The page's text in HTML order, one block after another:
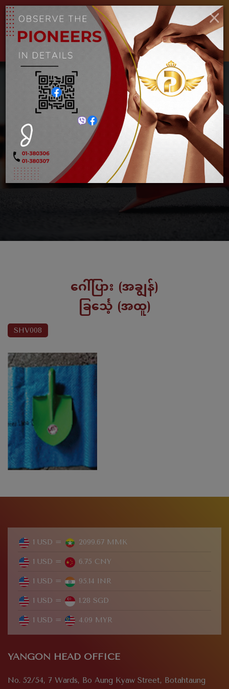
MYANMAR
Toggle
ဂေါ်ပြား (အချွန်) ခြင်္သေ့ (အထူ)
Home ဂေါ်ပြား (အချွန်) ခြင်္သေ့ (အထူ)
ဂေါ်ပြား (အချွန်)
ခြင်္သေ့ (အထူ)
SHV008
1 USD = 2099.67 MMK
1 USD = 6.75 CNY
1 USD = 95.14 INR
1 USD = 1.28 SGD
1 USD = 4.09 MYR
YANGON HEAD OFFICE
No. 52/54, 7 Wards, Bo Aung Kyaw Street, Botahtaung
×